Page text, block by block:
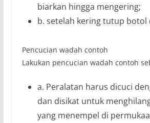
biarkan hingga mengering;
b. setelah kering tutup botol
Pencucian wadah contoh
Lakukan pencucian wadah contoh
a. Peralatan harus dicuci
dan disikat untuk
yang menempel di